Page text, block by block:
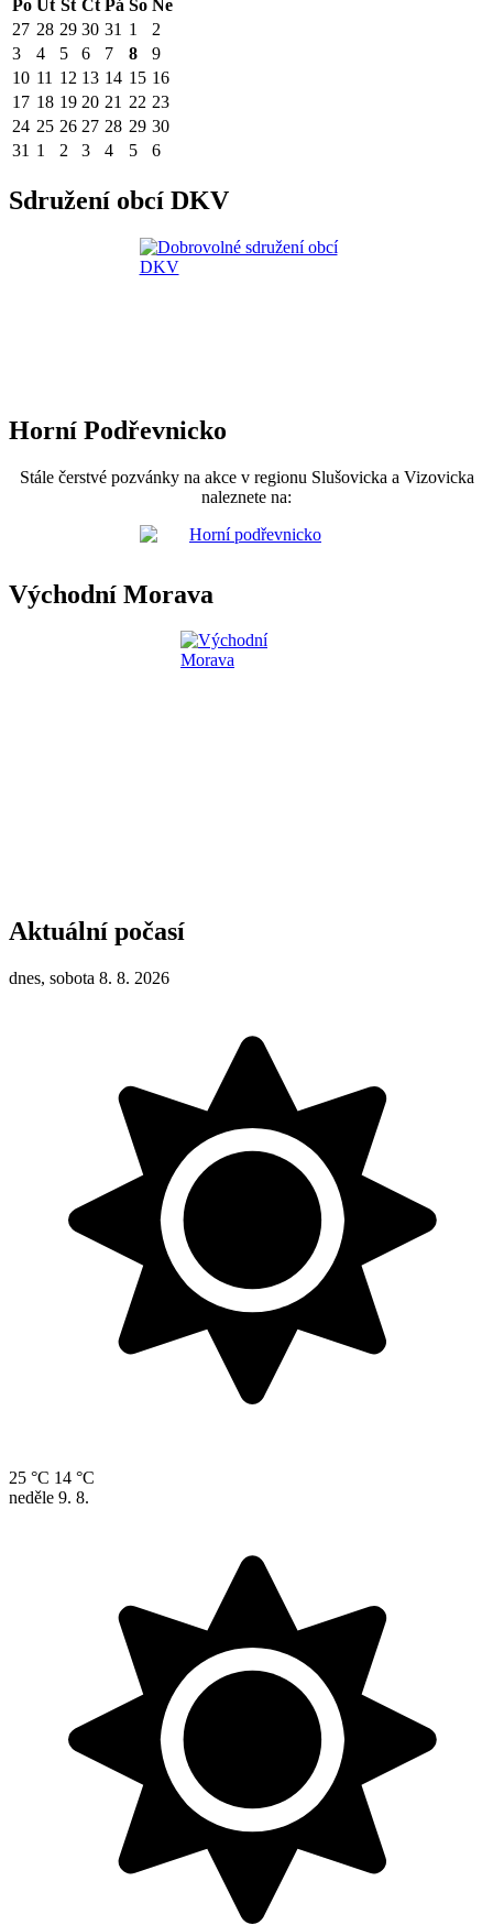
Po Út St Čt Pá So Ne
27 28 29 30 31 1
2
3
4 5 6 7 8
9
10 11 12 13 14 15 16
17 18 19 20 21 22 23
24 25 26 27 28 29 30
31 1 2 3 4 5 6
Sdružení obcí DKV
Horní Podřevnicko
Stále čerstvé pozvánky na akce v regionu Slušovicka a Vizovicka
naleznete na:
Východní Morava
Aktuální počasí
dnes, sobota 8. 8. 2026
25 °C 14 °C
neděle 9. 8.